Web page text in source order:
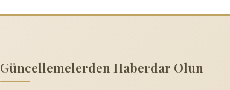
Güncellemelerden Haberdar Olun